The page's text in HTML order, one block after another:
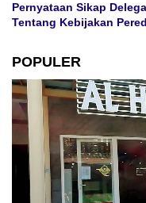
Pernyataan Sikap
Tentang Kebijakan
POPULER